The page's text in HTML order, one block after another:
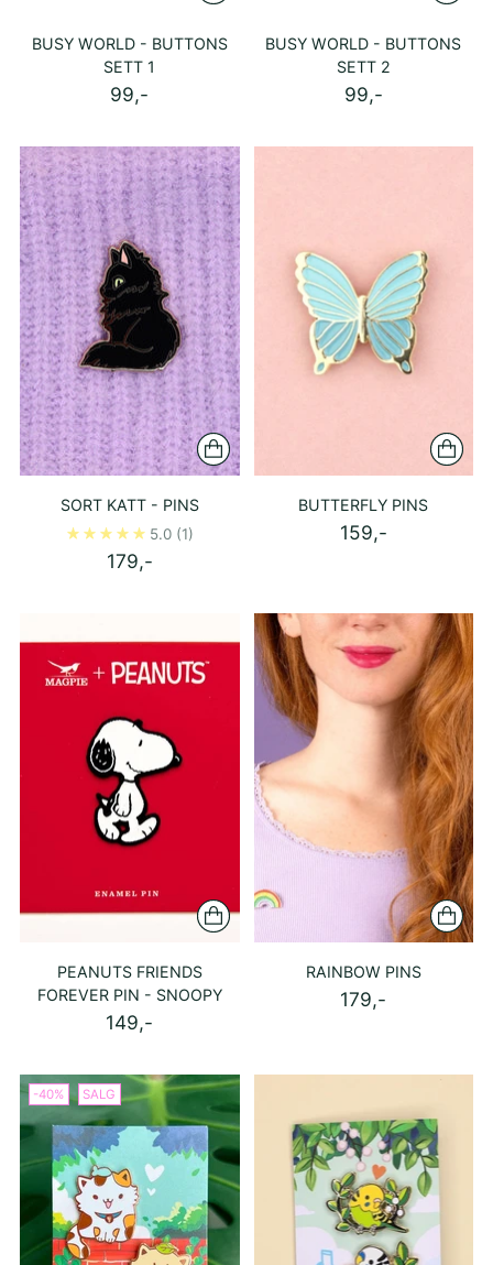
BUSY WORLD - BUTTONS
SETT 1
99,-
BUSY WORLD - BUTTONS
SETT 2
99,-
SORT KATT - PINS
5.0 (1)
179,-
BUTTERFLY PINS
159,-
PEANUTS FRIENDS
FOREVER PIN - SNOOPY
149,-
RAINBOW PINS
179,-
-40% SALG